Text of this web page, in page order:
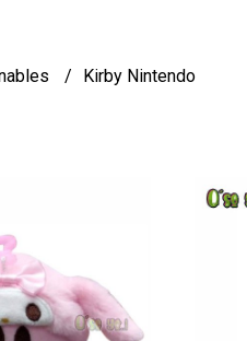
Kirby Nintendo